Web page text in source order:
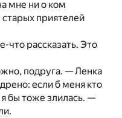
мне ни о ком
приятелей
что рассказать. Это
подруга. — Ленка
если б меня кто
бы тоже злилась. —